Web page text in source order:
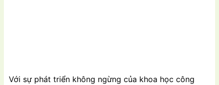
Với sự phát triển không ngừng của khoa học công